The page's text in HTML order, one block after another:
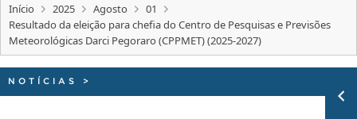
CONCURSOS
EDITAIS
Início 2025 Agosto
01
Resultado da eleição para chefia do Centro de Pesquisas e Previsões
Meteorológicas Darci Pegoraro (CPPMET) (2025-2027)
NOTÍCIAS >